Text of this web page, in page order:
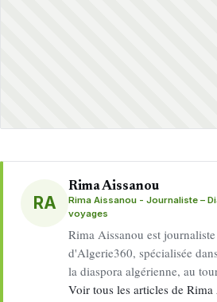
RA
Rima Aissanou
Rima Aissanou - Journaliste –
voyages
Rima Aissanou est
d'Algerie360, spécialisée
la diaspora algérienne, au
Voir tous les articles de